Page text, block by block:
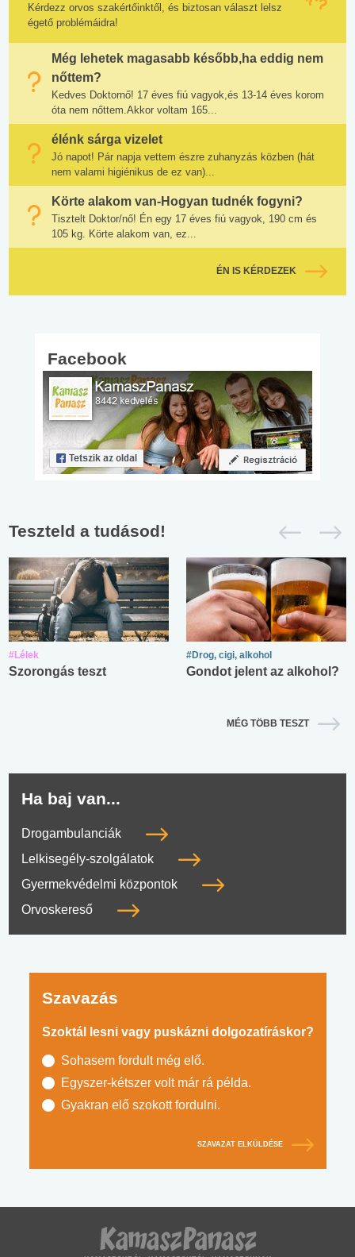
Kérdezz orvos szakértőinktől, és biztosan választ lelsz
égető problémáidra!
Még lehetek magasabb később,ha eddig nem
nőttem?
Kedves Doktornő! 17 éves fiú vagyok,és 13-14 éves korom
óta nem nőttem.Akkor voltam 165...
élénk sárga vizelet
Jó napot! Pár napja vettem észre zuhanyzás közben (hát
nem valami higiénikus de ez van)...
Körte alakom van-Hogyan tudnék fogyni?
Tisztelt Doktor/nő! Én egy 17 éves fiú vagyok, 190 cm és
105 kg. Körte alakom van, ez...
ÉN IS KÉRDEZEK
Facebook
Teszteld a tudásod!
#Lélek
Szorongás teszt
#Drog, cigi, alkohol
Gondot jelent az alkohol?
MÉG TÖBB TESZT
Ha baj van...
Drogambulanciák
Lelkisegély-szolgálatok
Gyermekvédelmi központok
Orvoskereső
Szavazás
Szoktál lesni vagy puskázni dolgozatíráskor?
Sohasem fordult még elő.
Egyszer-kétszer volt már rá példa.
Gyakran elő szokott fordulni.
SZAVAZAT ELKÜLDÉSE